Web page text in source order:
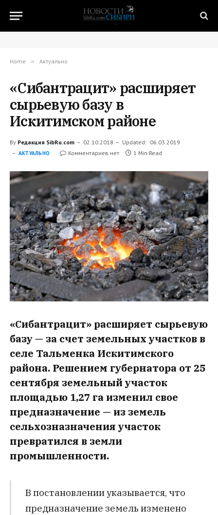
Home » Актуально
«Сибантрацит» расширяет
сырьевую базу в
Искитимском районе
By Редакция SibRu.com 02.10.2018 Updated: 06.03.2019
АКТУАЛЬНО Комментариев нет 1 Min Read
«Сибантрацит» расширяет сырьевую
базу — за счет земельных участков в
селе Тальменка Искитимского
района. Решением губернатора от 25
сентября земельный участок
площадью 1,27 га изменил свое
предназначение — из земель
сельхозназначения участок
превратился в земли
промышленности.
В постановлении указывается, что
предназначение земель изменено